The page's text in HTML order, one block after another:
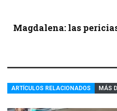
Magdalena: las
ARTÍCULOS RELACIONADOS MÁS